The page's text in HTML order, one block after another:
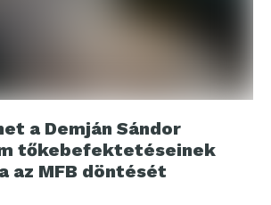
a Demján Sándor
tőkebefektetéseinek
az MFB döntését